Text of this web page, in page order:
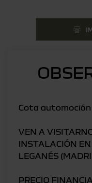
Cota automoción
VEN A
INSTALACIÓN
LEGANÉS
PRECIO